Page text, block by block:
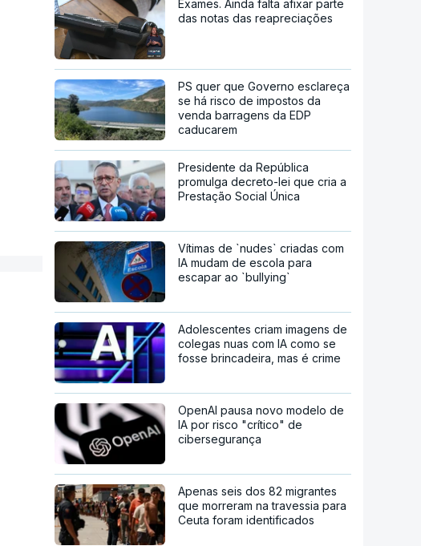
Exames. Ainda falta afixar parte
das notas das reapreciações
PS quer que Governo esclareça
se há risco de impostos da
venda barragens da EDP
caducarem
Presidente da República
promulga decreto-lei que cria a
Prestação Social Única
Vítimas de `nudes` criadas com
IA mudam de escola para
escapar ao `bullying`
Adolescentes criam imagens de
colegas nuas com IA como se
fosse brincadeira, mas é crime
OpenAI pausa novo modelo de
IA por risco "crítico" de
cibersegurança
Apenas seis dos 82 migrantes
que morreram na travessia para
Ceuta foram identificados